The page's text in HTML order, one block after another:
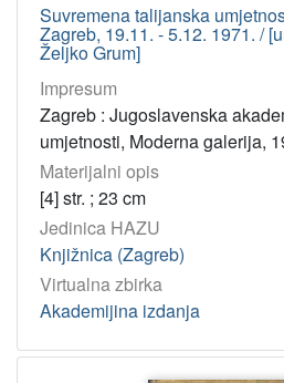
Suvremena talijanska
Zagreb, 19.11. - 5.12. 1971. /
Željko Grum]
Impresum
Zagreb : Jugoslavenska
umjetnosti, Moderna galerija,
Materijalni opis
[4] str. ; 23 cm
Jedinica HAZU
Knjižnica (Zagreb)
Virtualna zbirka
Akademijina izdanja